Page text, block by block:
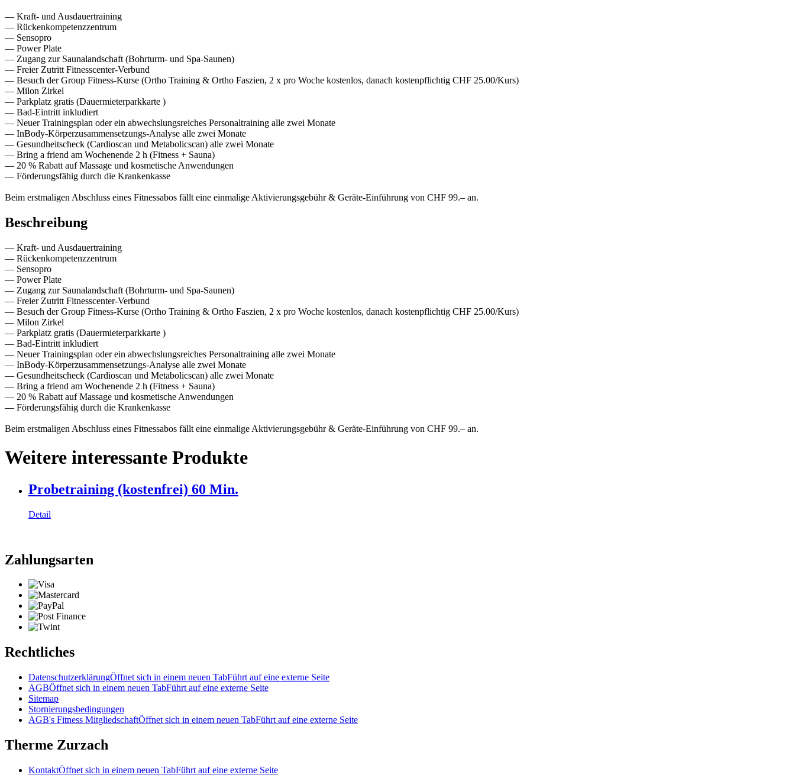
— Kraft- und Ausdauertraining
— Rückenkompetenzzentrum
— Sensopro
— Power Plate
— Zugang zur Saunalandschaft (Bohrturm- und Spa-Saunen)
— Freier Zutritt Fitnesscenter-Verbund
— Besuch der Group Fitness-Kurse (Ortho Training & Ortho Faszien, 2 x pro Woche kostenlos, danach kostenpflichtig CHF 25.00/Kurs)
— Milon Zirkel
— Parkplatz gratis (Dauermieterparkkarte )
— Bad-Eintritt inkludiert
— Neuer Trainingsplan oder ein abwechslungsreiches Personaltraining alle zwei Monate
— InBody-Körperzusammensetzungs-Analyse alle zwei Monate
— Gesundheitscheck (Cardioscan und Metabolicscan) alle zwei Monate
— Bring a friend am Wochenende 2 h (Fitness + Sauna)
— 20 % Rabatt auf Massage und kosmetische Anwendungen
— Förderungsfähig durch die Krankenkasse
Beim erstmaligen Abschluss eines Fitnessabos fällt eine einmalige Aktivierungsgebühr & Geräte-Einführung von CHF 99.– an.
Beschreibung
— Kraft- und Ausdauertraining
— Rückenkompetenzzentrum
— Sensopro
— Power Plate
— Zugang zur Saunalandschaft (Bohrturm- und Spa-Saunen)
— Freier Zutritt Fitnesscenter-Verbund
— Besuch der Group Fitness-Kurse (Ortho Training & Ortho Faszien, 2 x pro Woche kostenlos, danach kostenpflichtig CHF 25.00/Kurs)
— Milon Zirkel
— Parkplatz gratis (Dauermieterparkkarte )
— Bad-Eintritt inkludiert
— Neuer Trainingsplan oder ein abwechslungsreiches Personaltraining alle zwei Monate
— InBody-Körperzusammensetzungs-Analyse alle zwei Monate
— Gesundheitscheck (Cardioscan und Metabolicscan) alle zwei Monate
— Bring a friend am Wochenende 2 h (Fitness + Sauna)
— 20 % Rabatt auf Massage und kosmetische Anwendungen
— Förderungsfähig durch die Krankenkasse
Beim erstmaligen Abschluss eines Fitnessabos fällt eine einmalige Aktivierungsgebühr & Geräte-Einführung von CHF 99.– an.
Weitere interessante Produkte
Probetraining (kostenfrei) 60 Min.
Detail
Zahlungsarten
Rechtliches
DatenschutzerklärungÖffnet sich in einem neuen TabFührt auf eine externe Seite
AGBÖffnet sich in einem neuen TabFührt auf eine externe Seite
Sitemap
Stornierungsbedingungen
AGB's Fitness MitgliedschaftÖffnet sich in einem neuen TabFührt auf eine externe Seite
Therme Zurzach
KontaktÖffnet sich in einem neuen TabFührt auf eine externe Seite